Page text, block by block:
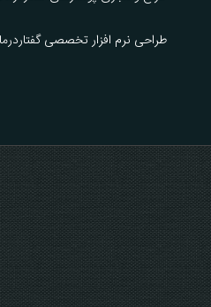
طراحی نرم افزار تخصصی